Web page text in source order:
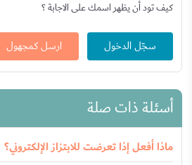
كيف تود أن يظهر اسمك على الاجابة ؟
سجّل الدخول ارسل كمجهول
أسئلة ذات صلة
ماذا أفعل إذا تعرضت للابتزاز الإلكتروني؟